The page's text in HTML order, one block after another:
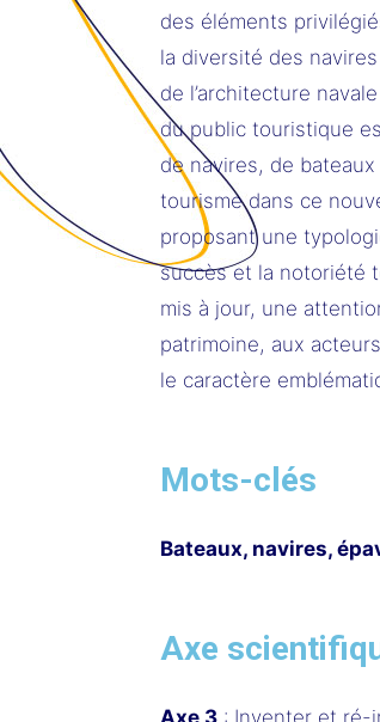
des éléments
la diversité des
de l’architecture
du public touristique
de navires, de
tourisme dans ce
proposant une
succès et la notoriété
mis à jour, une
patrimoine, aux
le caractère
Mots-clés
Bateaux, navires,
Axe
Axe 3 : Inventer et ré-